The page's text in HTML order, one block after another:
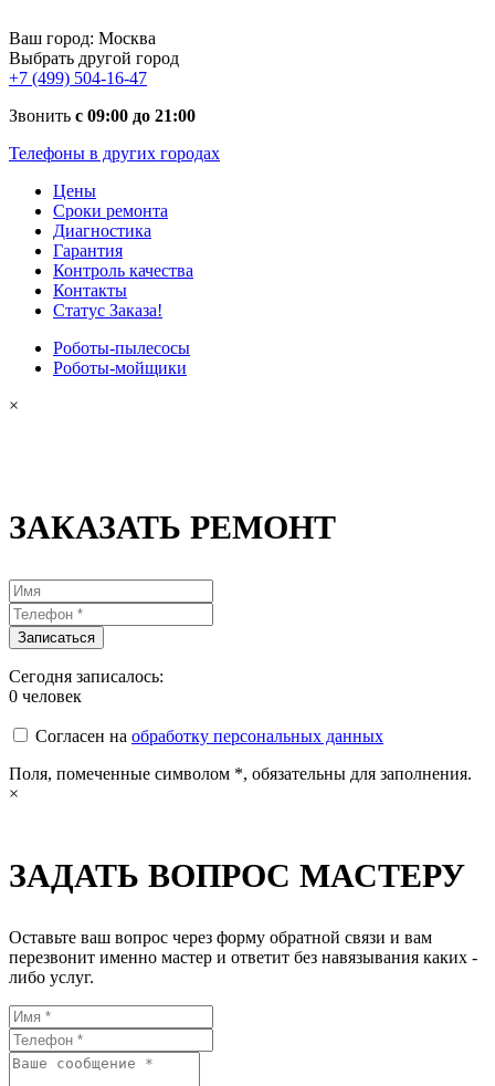
Ваш город: Москва
Выбрать другой город
+7 (499) 504-16-47
Звонить с 09:00 до 21:00
Телефоны в других городах
Цены
Сроки ремонта
Диагностика
Гарантия
Контроль качества
Контакты
Статус Заказа!
Роботы-пылесосы
Роботы-мойщики
×
ЗАКАЗАТЬ РЕМОНТ
Сегодня записалось:
0 человек
Согласен на обработку персональных данных
Поля, помеченные символом *, обязательны для заполнения.
×
ЗАДАТЬ ВОПРОС МАСТЕРУ
Оставьте ваш вопрос через форму обратной связи и вам
перезвонит именно мастер и ответит без навязывания каких -
либо услуг.